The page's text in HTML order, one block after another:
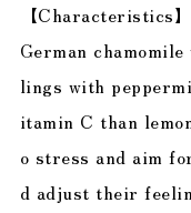
【Characteristics】
German
lings with
itamin C than
o stress and aim
d adjust their